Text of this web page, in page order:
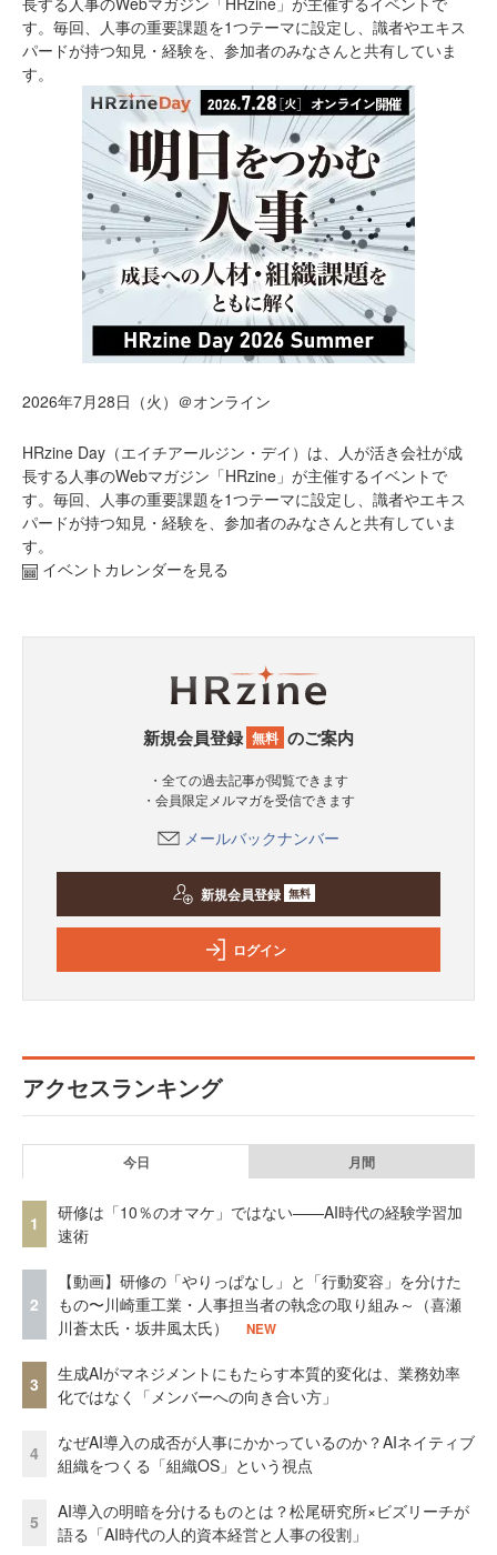
す。毎回、人事の重要課題を1つテーマに設定し、識者やエキス
パードが持つ知見・経験を、参加者のみなさんと共有していま
す。
2026年7月28日（火）＠オンライン
HRzine Day（エイチアールジン・デイ）は、人が活き会社が成
長する人事のWebマガジン「HRzine」が主催するイベントで
す。毎回、人事の重要課題を1つテーマに設定し、識者やエキス
パードが持つ知見・経験を、参加者のみなさんと共有していま
す。
イベントカレンダーを見る
新規会員登録 無料 のご案内
・全ての過去記事が閲覧できます
・会員限定メルマガを受信できます
メールバックナンバー
新規会員登録 無料
ログイン
アクセスランキング
今日 月間
1
研修は「10％のオマケ」ではない——AI時代の経験学習加
速術
2
【動画】研修の「やりっぱなし」と「行動変容」を分けた
もの〜川崎重工業・人事担当者の執念の取り組み～（喜瀬
川蒼太氏・坂井風太氏）
NEW
3
生成AIがマネジメントにもたらす本質的変化は、業務効率
化ではなく「メンバーへの向き合い方」
4
なぜAI導入の成否が人事にかかっているのか？AIネイティブ
組織をつくる「組織OS」という視点
5
AI導入の明暗を分けるものとは？松尾研究所×ビズリーチが
語る「AI時代の人的資本経営と人事の役割」